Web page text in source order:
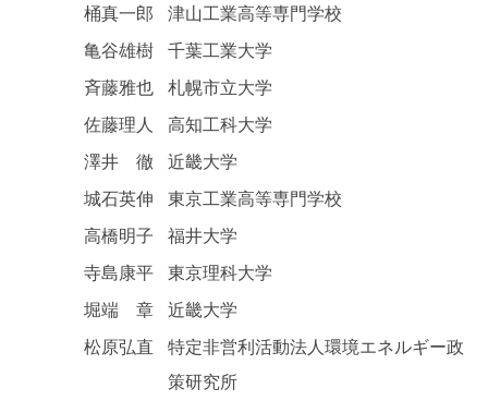
桶真一郎
津山工業高等専門学校
亀谷雄樹 千葉工業大学
斉藤雅也 札幌市立大学
佐藤理人
高知工科大学
澤井 徹 近畿大学
城石英伸
東京工業高等専門学校
高橋明子
福井大学
寺島康平 東京理科大学
堀端 章 近畿大学
松原弘直 特定非営利活動法人環境エネルギー政
策研究所